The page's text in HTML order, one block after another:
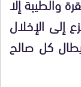
إلى الإخلال
كل صالح